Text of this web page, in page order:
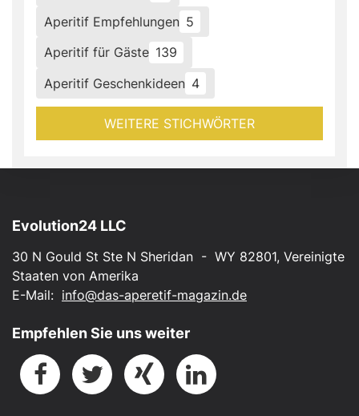
Aperitif Empfehlungen 5
Aperitif für Gäste 139
Aperitif Geschenkideen 4
WEITERE STICHWÖRTER
Evolution24 LLC
30 N Gould St Ste N Sheridan - WY 82801, Vereinigte
Staaten von Amerika
E-Mail: info@das-aperetif-magazin.de
Empfehlen Sie uns weiter